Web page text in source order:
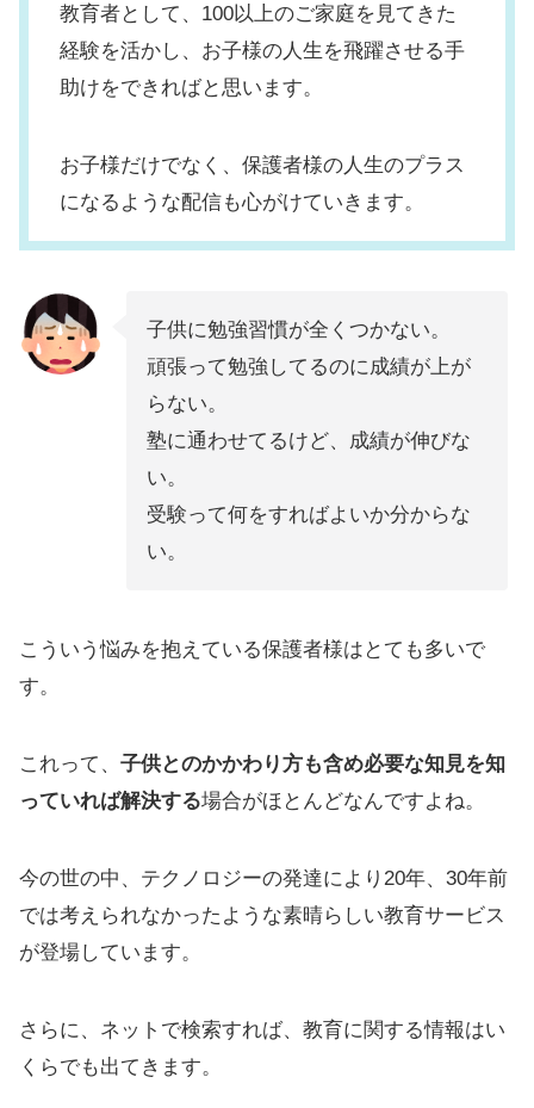
教育者として、100以上のご家庭を見てきた
経験を活かし、お子様の人生を飛躍させる手
助けをできればと思います。
お子様だけでなく、保護者様の人生のプラス
になるような配信も心がけていきます。
子供に勉強習慣が全くつかない。
頑張って勉強してるのに成績が上が
らない。
塾に通わせてるけど、成績が伸びな
い。
受験って何をすればよいか分からな
い。
こういう悩みを抱えている保護者様はとても多いで
す。
これって、 子供とのかかわり方も含め必要な知見を知
っていれば解決する場合がほとんどなんですよね。
今の世の中、テクノロジーの発達により20年、30年前
では考えられなかったような素晴らしい教育サービス
が登場しています。
さらに、ネットで検索すれば、教育に関する情報はい
くらでも出てきます。